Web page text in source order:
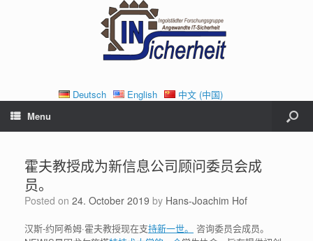
Deutsch English
中文 (中国)
Menu
霍夫教授成为新信息公司顾问委员会成
员。
Posted on 24. October 2019 by Hans-Joachim Hof
汉斯-约阿希姆·霍夫教授现在支持新一世。
咨询委员会成员。